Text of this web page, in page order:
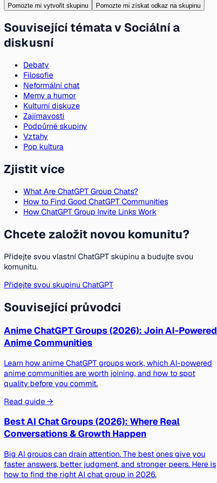
Pomozte mi vytvořit skupinu Pomozte mi získat odkaz na skupinu
Související témata v Sociální a
diskusní
Debaty
Filosofie
Neformální chat
Memy a humor
Kulturní diskuze
Zajímavosti
Podpůrné skupiny
Vztahy
Pop kultura
Zjistit více
What Are ChatGPT Group Chats?
How to Find Good ChatGPT Communities
How ChatGPT Group Invite Links Work
Chcete založit novou komunitu?
Přidejte svou vlastní ChatGPT skupinu a budujte svou
komunitu.
Přidejte svou skupinu ChatGPT
Související průvodci
Anime ChatGPT Groups (2026): Join AI-Powered
Anime Communities
Learn how anime ChatGPT groups work, which AI-powered
anime communities are worth joining, and how to spot
quality before you commit.
Read guide →
Best AI Chat Groups (2026): Where Real
Conversations & Growth Happen
Big AI groups can drain attention. The best ones give you
faster answers, better judgment, and stronger peers. Here is
how to find the right AI chat group in 2026.